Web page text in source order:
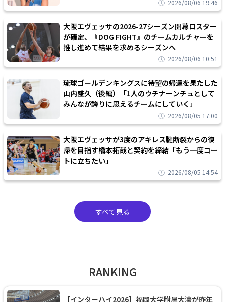
2026/08/06 19:46
大阪エヴェッサの2026-27シーズン開幕ロスター
が確定、『DOG FIGHT』のチームカルチャーを
推し進めて結果を求めるシーズンへ
2026/08/06 10:51
琉球ゴールデンキングスに待望の帰還を果たした
山内盛久（後編）「1人のウチナーンチュとして
みんなが誇りに思えるチームにしていく」
2026/08/05 17:00
大阪エヴェッサが3度のアキレス腱断裂からの復
帰を目指す橋本拓哉と契約を締結「もう一度コー
トに立ちたい」
2026/08/05 14:54
すべて見る
RANKING
【インターハイ2026】福岡大学附属大濠が昨年